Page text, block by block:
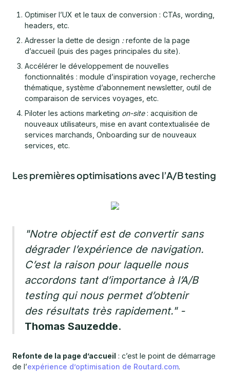
Optimiser l’UX et le taux de conversion : CTAs, wording,
headers, etc.
Adresser la dette de design :refonte de la page
d’accueil (puis des pages principales du site).
Accélérer le développement de nouvelles
fonctionnalités : module d’inspiration voyage, recherche
thématique, système d’abonnement newsletter, outil de
comparaison de services voyages, etc.
Piloter les actions marketing on-site : acquisition de
nouveaux utilisateurs, mise en avant contextualisée de
services marchands, Onboarding sur de nouveaux
services, etc.
Les premières optimisations avec l’A/B testing
"Notre objectif est de convertir sans
dégrader l’expérience de navigation.
C’est la raison pour laquelle nous
accordons tant d’importance à l’A/B
testing qui nous permet d’obtenir
des résultats très rapidement." -
Thomas Sauzedde.
Refonte de la page d’accueil : c’est le point de démarrage
de l’expérience d’optimisation de Routard.com.